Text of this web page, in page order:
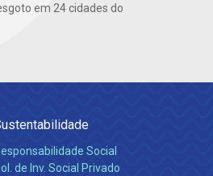
em 24 cidades do
Social
de Inv. Social Privado